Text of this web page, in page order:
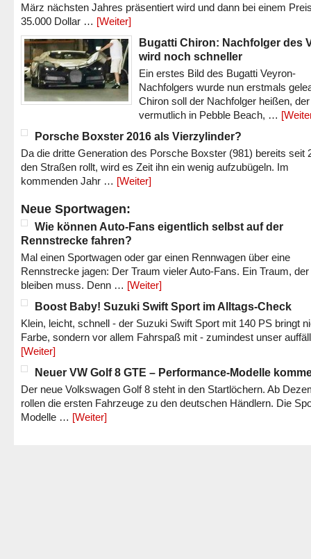
März nächsten Jahres präsentiert wird und dann bei einem
35.000 Dollar … [Weiter]
Bugatti Chiron: Nachfolger des
wird noch schneller
Ein erstes Bild des Bugatti Veyron-
Nachfolgers wurde nun erstmals
Chiron soll der Nachfolger heißen, der
vermutlich in Pebble Beach, …
Porsche Boxster 2016 als Vierzylinder?
Da die dritte Generation des Porsche Boxster (981) bereits seit
den Straßen rollt, wird es Zeit ihn ein wenig aufzubügeln. Im
kommenden Jahr … [Weiter]
Neue Sportwagen:
Wie können Auto-Fans eigentlich selbst auf der
Rennstrecke fahren?
Mal einen Sportwagen oder gar einen Rennwagen über eine
Rennstrecke jagen: Der Traum vieler Auto-Fans. Ein Traum,
bleiben muss. Denn … [Weiter]
Boost Baby! Suzuki Swift Sport im Alltags-Check
Klein, leicht, schnell - der Suzuki Swift Sport mit 140 PS bringt
Farbe, sondern vor allem Fahrspaß mit - zumindest unser
[Weiter]
Neuer VW Golf 8 GTE – Performance-Modelle
Der neue Volkswagen Golf 8 steht in den Startlöchern. Ab
rollen die ersten Fahrzeuge zu den deutschen Händlern. Die
Modelle … [Weiter]